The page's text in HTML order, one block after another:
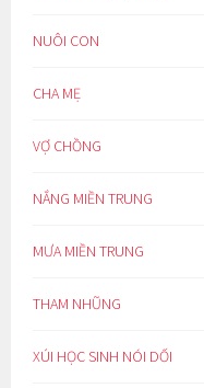
NUÔI CON
CHA MẸ
VỢ CHỒNG
NẮNG MIỀN TRUNG
MƯA MIỀN TRUNG
THAM NHŨNG
XÚI HỌC SINH NÓI DỐI